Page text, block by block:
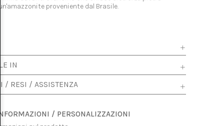
proveniente dal Brasile.
IN
/ RESI / ASSISTENZA
/ PERSONALIZZAZIONI